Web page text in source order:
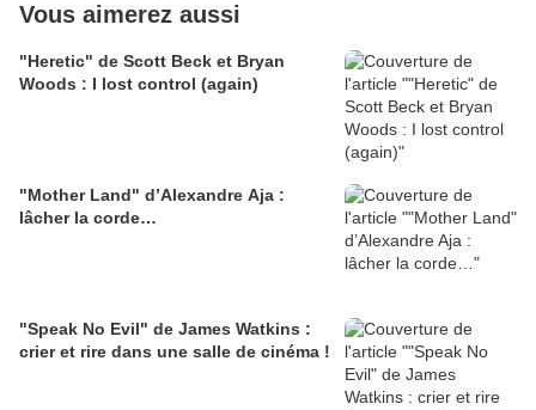
Vous aimerez aussi
"Heretic" de Scott Beck et Bryan
Woods : I lost control (again)
"Mother Land" d’Alexandre Aja :
lâcher la corde…
"Speak No Evil" de James Watkins :
crier et rire dans une salle de cinéma !